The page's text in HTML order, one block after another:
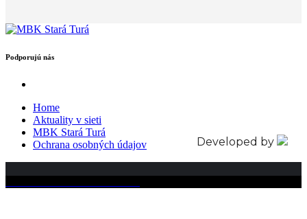
Podporujú nás
Home
Aktuality v sieti
MBK Stará Turá
Ochrana osobných údajov
Developed by